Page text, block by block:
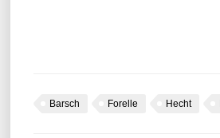
Barsch Forelle Hecht